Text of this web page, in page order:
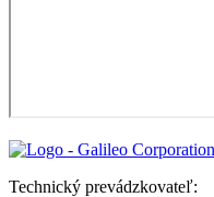
Technický prevádzkovateľ: